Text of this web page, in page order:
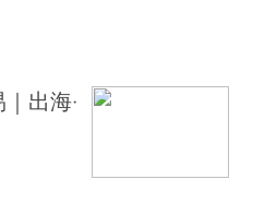
出海·